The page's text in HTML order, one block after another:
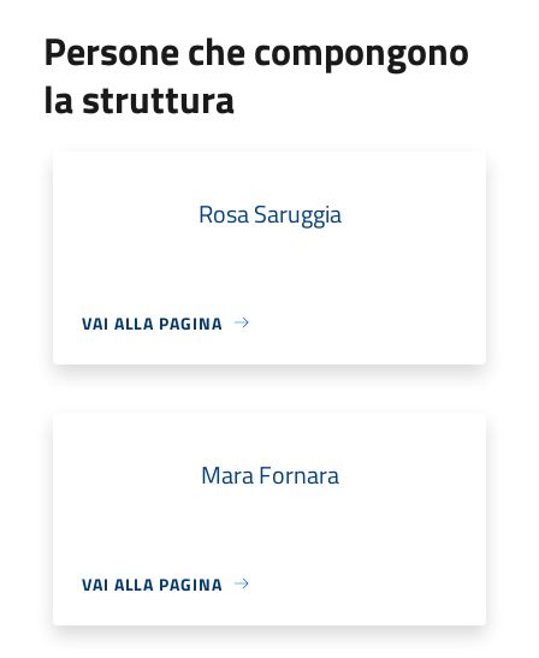
Persone che compongono
la struttura
Rosa Saruggia
VAI ALLA PAGINA
Mara Fornara
VAI ALLA PAGINA